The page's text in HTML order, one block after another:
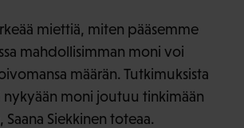
miettiä, miten pääsemme
mahdollisimman moni voi
määrän. Tutkimuksista
moni joutuu tinkimään
Siekkinen toteaa.